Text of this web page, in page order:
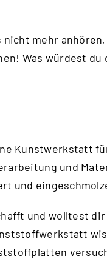
mehr
Was würdest du
Kunstwerkstatt
und
und
und wolltest